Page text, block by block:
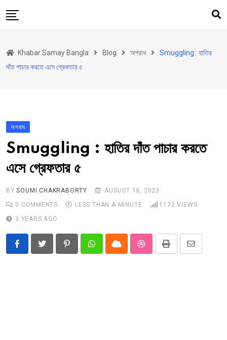
to
উত্তরবঙ্গ
আরও কিছু
Contact
Khabar Samay Hindi
Khabar Samay Bangla Blog অপরাধ
Smuggling : হাতির
দাঁত পাচার করতে এসে গ্রেফতার ৫
অপরাধ
Smuggling : হাতির দাঁত পাচার করতে
এসে গ্রেফতার ৫
BYSOUMI CHAKRABORTY
AUGUST 18, 2023
0 COMMENTS LESS THAN A MINUTE 1172 VIEWS
3 YEARS AGO
PinterestWhatsappCloud StumbleUpon
Print
Share